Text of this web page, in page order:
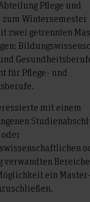
Pflege und
zum Wintersemester
zwei getrennten
für Pflege- und
mit einem
verwandten
ein Master-